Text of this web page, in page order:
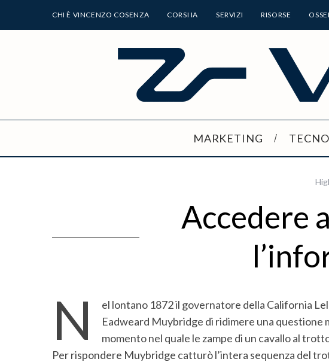
CHI È VINCENZO COSENZA CORSI IA SERVIZI RISORSE
MARKETING
Accedere
N
el lontano 1872 il governatore della California
Eadweard Muybridge di ridimere una questione
momento nel quale le zampe di un cavallo al
Per rispondere Muybridge catturò l’intera sequenza del